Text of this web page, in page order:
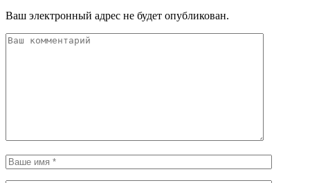
Ваш электронный адрес не будет опубликован.